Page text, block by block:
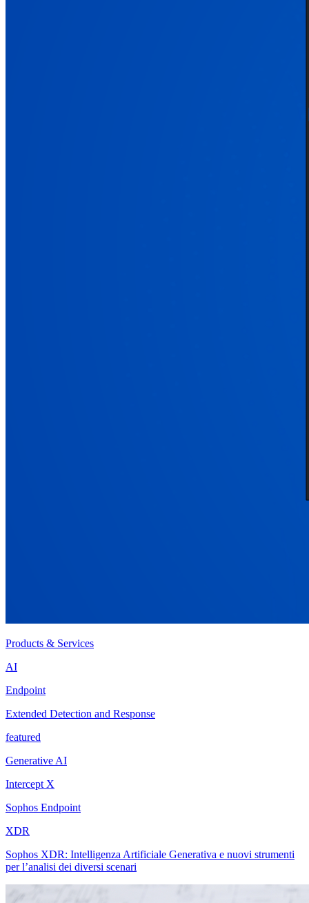
Products & Services
AI
Endpoint
Extended Detection and Response
featured
Generative AI
Intercept X
Sophos Endpoint
XDR
Sophos XDR: Intelligenza Artificiale Generativa e nuovi strumenti
per l’analisi dei diversi scenari